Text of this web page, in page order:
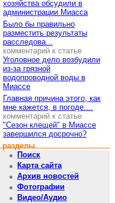
хозяйства обсудили в
администрации Миасса
Было бы правильно
разместить результаты
расследова...
комментарий к статье
Уголовное дело возбудили
из-за грязной
водопроводной воды в
Миассе
Главная причина этого, как
мне кажется, в погоде....
комментарий к статье
"Сезон клещей" в Миассе
завершился досрочно?
разделы
Поиск
Карта сайта
Архив новостей
Фотографии
Видео/Аудио